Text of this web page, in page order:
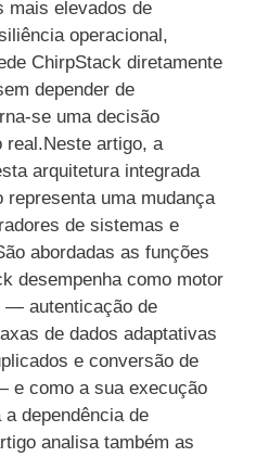
mais elevados de
operacional,
ChirpStack diretamente
depender de
se uma decisão
real.Neste artigo, a
arquitetura integrada
representa uma mudança
de sistemas e
abordadas as funções
desempenha como motor
— autenticação de
de dados adaptativas
e conversão de
e como a sua execução
dependência de
analisa também as